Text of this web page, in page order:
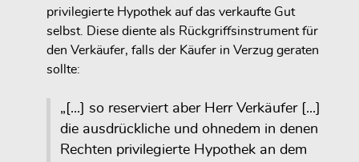
privilegierte Hypothek auf das verkaufte Gut
selbst. Diese diente als Rückgriffsinstrument für
den Verkäufer, falls der Käufer in Verzug geraten
sollte:
„[...] so reserviert aber Herr Verkäufer [...]
die ausdrückliche und ohnedem in denen
Rechten privilegierte Hypothek an dem